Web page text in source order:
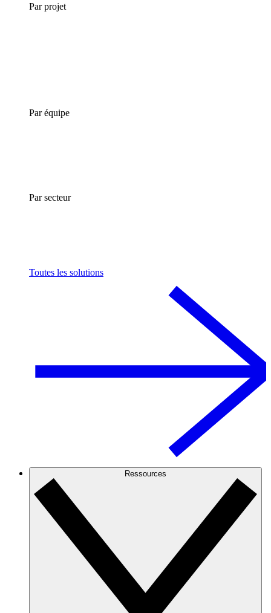
Par projet
Par équipe
Par secteur
Toutes les solutions
Ressources